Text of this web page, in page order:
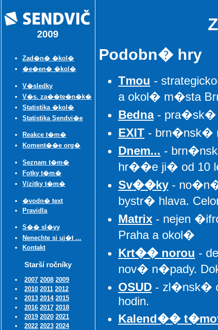
2009
Zad�n� �kol�
�e�en� �kol�
V�sledky
V�s. za��te�n�k�
Statistika �kol�
Statistika Sendvi�e
Reakce t�m�
Koment��e org�
Seznam t�m�
Fotky t�m�
Vizitky t�m�
�vodn� text
Pravidla
S�� sl�vy
Nenechte si uj�t ...
Kontakt
Starší ročníky
2007 2008 2009
2010 2011 2012
2013 2014 2015
2016 2017 2018
2019 2020 2021
2022 2023 2024
Podobn� hry
Tmou -
a okol� m�sta
Bedna- pra�sk�
EXIT- brn�nsk�
Dnem... -
hr��e ji� od 10
Sv��ky- no�n�
bystr� hlava.
Matrix- nejen
Praha a okol�
Krt�� norou -
nov� n�pady.
OSUD- zl�nsk�
hodin.
Kalend��